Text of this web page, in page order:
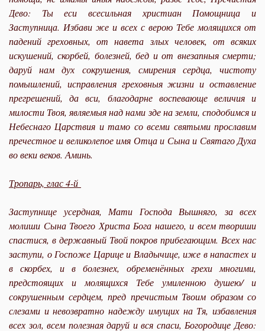
Дево: Ты еси всесильная христиан Помощница и
Заступница. Избави же и всех с верою Тебе молящихся от
падений греховных, от навета злых человек, от всяких
искушений, скорбей, болезней, бед и от внезапныя смерти;
даруй нам дух сокрушения, смирения сердца, чистоту
помышлений, исправления греховныя жизни и оставление
прегрешений, да вси, благодарне воспевающе величия и
милости Твоя, являемыя над нами зде на земли, сподобимся и
Небеснаго Царствия и тамо со всеми святыми прославим
пречестное и великолепое имя Отца и Сына и Святаго Духа
во веки веков. Аминь.
Тропарь, глас 4-й
Заступнице усердная, Мати Господа Вышняго, за всех
молиши Сына Твоего Христа Бога нашего, и всем твориши
спастися, в державный Твой покров прибегающим. Всех нас
заступи, о Госпоже Царице и Владычице, иже в напастех и
в скорбех, и в болезнех, обременённых грехи многими,
предстоящих и молящихся Тебе умиленною душею/ и
сокрушенным сердцем, пред пречистым Твоим образом со
слезами и невозвратно надежду имущих на Тя, избавления
всех зол, всем полезная даруй и вся спаси, Богородице Дево: